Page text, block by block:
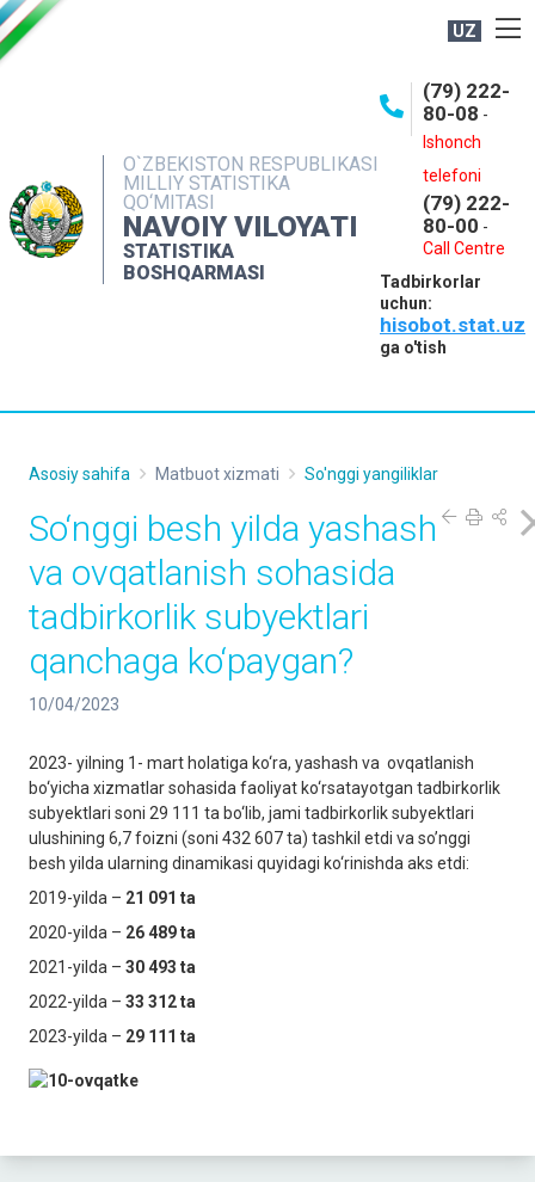
UZ
O`ZBEKISTON RESPUBLIKASI
MILLIY STATISTIKA
QO‘MITASI
NAVOIY VILOYATI
STATISTIKA
BOSHQARMASI
(79) 222-
80-08 -
Ishonch
telefoni
(79) 222-
80-00 -
Call Centre
Tadbirkorlar
uchun:
hisobot.stat.uz
ga o'tish
OCHIQ MA'LUMOTLAR
INTERAKTIV XIZMATLAR
MUROJAATLAR
Asosiy sahifa Matbuot xizmati So'nggi yangiliklar
So‘nggi besh yilda yashash
va ovqatlanish sohasida
tadbirkorlik subyektlari
qanchaga ko‘paygan?
10/04/2023
2023- yilning 1- mart holatiga ko‘ra, yashash va ovqatlanish
bo‘yicha xizmatlar sohasida faoliyat ko‘rsatayotgan tadbirkorlik
subyektlari soni 29 111 ta bo‘lib, jami tadbirkorlik subyektlari
ulushining 6,7 foizni (soni 432 607 ta) tashkil etdi va so’nggi
besh yilda ularning dinamikasi quyidagi ko‘rinishda aks etdi:
2019-yilda – 21 091 ta
2020-yilda – 26 489ta
2021-yilda – 30 493 ta
2022-yilda – 33 312ta
2023-yilda – 29 111 ta